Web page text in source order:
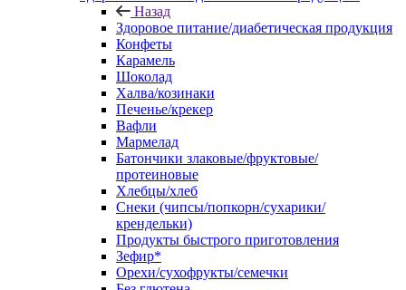
Назад
Здоровое питание/диабетическая продукция
Конфеты
Карамель
Шоколад
Халва/козинаки
Печенье/крекер
Вафли
Мармелад
Батончики злаковые/фруктовые/
протеиновые
Хлебцы/хлеб
Снеки (чипсы/попкорн/сухарики/
крендельки)
Продукты быстрого приготовления
Зефир*
Орехи/сухофрукты/семечки